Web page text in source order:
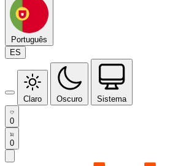
Português
ES
Claro Oscuro Sistema
0
0